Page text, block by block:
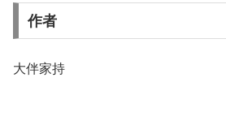
作者
大伴家持